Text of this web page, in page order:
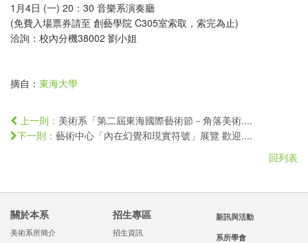
1月4日 (一) 20：30 音樂系演奏廳
(免費入場票券請至 創藝學院 C305室索取，索完為止)
洽詢：校內分機38002 劉小姐
摘自： 東海大學
上一則： 美術系「第二屆東海國際藝術節－角落美術....
下一則： 藝術中心「內在幻覺和現實符號」展覽 歡迎....
回列表
關於本系
美術系所簡介
招生專區
招生資訊
新訊與活動
系所學會